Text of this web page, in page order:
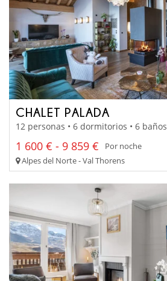
CHALET PALADA
12 personas • 6 dormitorios • 6 baños
1 600 € - 9 859 €
Por noche
Alpes del Norte - Val Thorens